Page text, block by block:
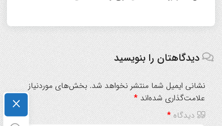
دیدگاهتان را بنویسید
نشانی ایمیل شما منتشر نخواهد شد. بخش‌های موردنیاز
علامت‌گذاری شده‌اند*
دیدگاه*
×